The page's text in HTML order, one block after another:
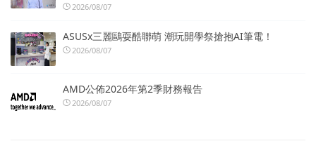
2026/08/07
ASUSx三麗鷗耍酷聯萌 潮玩開學祭搶抱AI筆電！
2026/08/07
AMD公佈2026年第2季財務報告
2026/08/07